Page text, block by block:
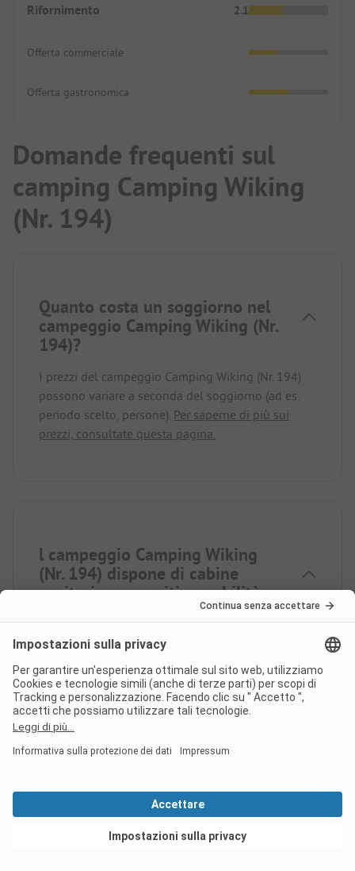
Rifornimento 2.1
Offerta commerciale
Offerta gastronomica
Domande frequenti sul
camping Camping Wiking
(Nr. 194)
Quanto costa un soggiorno nel
campeggio Camping Wiking (Nr.
194)?
I prezzi del campeggio Camping Wiking (Nr. 194)
possono variare a seconda del soggiorno (ad es.
periodo scelto, persone). Per saperne di più sui
prezzi, consultate questa pagina.
l campeggio Camping Wiking
(Nr. 194) dispone di cabine
sanitarie per ospiti a mobilità
Sì, il campeggio Camping Wiking (Nr. 194) offre
cabine sanitarie per persone a mobilità ridotta,
oltre alle normali cabine sanitarie.
C'è la connessione internet nel
campeggio Camping Wiking (Nr.
Vedi offerte